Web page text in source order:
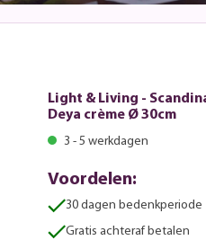
Light & Living -
Deya crème Ø 30cm
3 - 5 werkdagen
Voordelen:
30 dagen bedenkperiode
Gratis achteraf betalen